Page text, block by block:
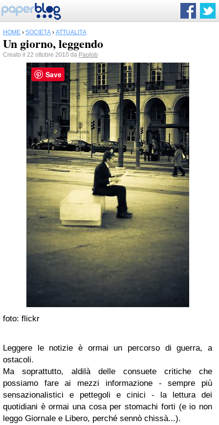
HOME › SOCIETÀ › ATTUALITÀ
Un giorno, leggendo
Creato il 22 ottobre 2010 da Paolob
foto: flickr
Leggere le notizie è ormai un percorso di guerra, a
ostacoli.
Ma soprattutto, aldilà delle consuete critiche che
possiamo fare ai mezzi informazione - sempre più
sensazionalistici e pettegoli e cinici - la lettura dei
quotidiani è ormai una cosa per stomachi forti (e io non
leggo Giornale e Libero, perché sennò chissà...).
Save